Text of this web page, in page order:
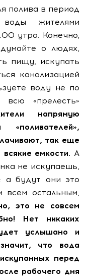
полива в период
воды жителями
утра. Конечно,
о людях,
пищу, искупать
канализацией
воду не по
всю «прелесть»
напрямую
так еще
емкости. А
не искупаешь,
а будут они это
всем остальным,
это не совсем
Нет никаких
услышано и
что вода
перед
рабочего дня